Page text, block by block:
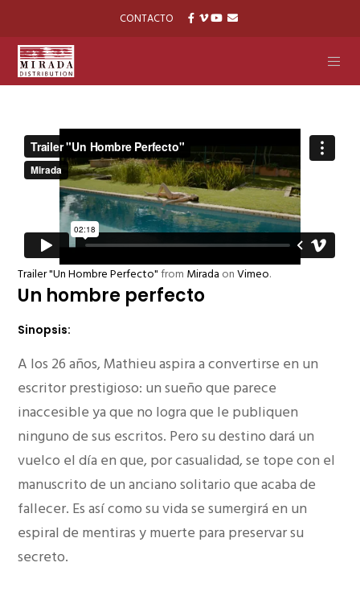
CONTACTO
Trailer "Un Hombre Perfecto"from Mirada onVimeo.
Un hombre perfecto
Sinopsis:
A los 26 años, Mathieu aspira a convertirse en un
escritor prestigioso: un sueño que parece
inaccesible ya que no logra que le publiquen
ninguno de sus escritos. Pero su destino dará un
vuelco el día en que, por casualidad, se tope con el
manuscrito de un anciano solitario que acaba de
fallecer. Es así como su vida se sumergirá en un
espiral de mentiras y muerte para preservar su
secreto.